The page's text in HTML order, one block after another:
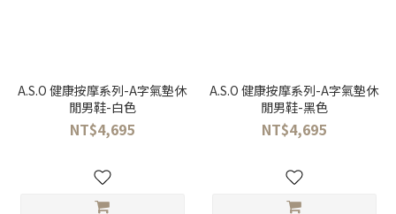
A.S.O 健康按摩系列-A字氣墊休
閒男鞋-白色
NT$4,695
A.S.O 健康按摩系列-A字氣墊休
閒男鞋-黑色
NT$4,695